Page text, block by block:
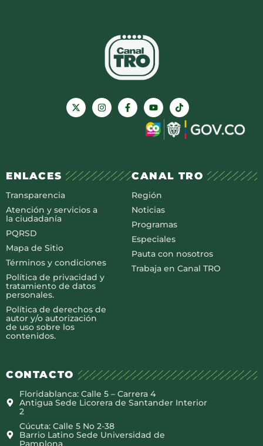
ENLACES
Transparencia
Atención y servicios a
la ciudadanía
PQRSD
Mapa de Sitio
Términos y condiciones
Política de privacidad y
tratamiento de datos
personales.
Política de derechos de
autor y/o autorización
de uso sobre los
contenidos.
CANAL TRO
Región
Noticias
Programas
Especiales
Pauta con nosotros
Trabaja en Canal TRO
CONTACTO
Floridablanca: Calle 5 – Carrera 4
Antigua Sede Licorera de Santander Interior
2
Cúcuta: Calle 5 No 2-38
Barrio Latino Sede Universidad de
Pamplona